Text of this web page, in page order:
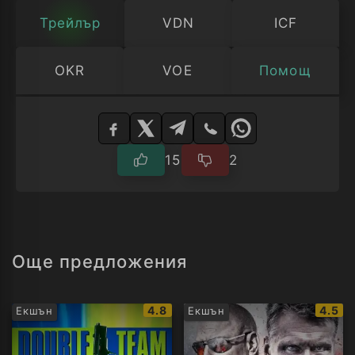
Трейлър VDN ICF
OKR VOE Помощ
Изберете
15 2
Още предложения
Екшън
IMDb
рейтинг:
4.8 Екшън
IMDb
4.5